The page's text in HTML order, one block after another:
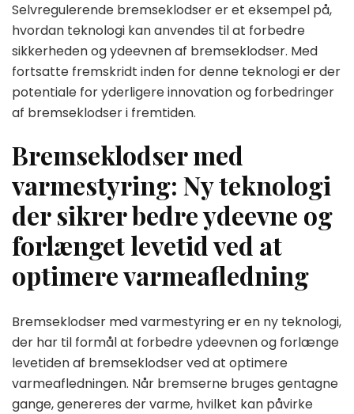
Selvregulerende bremseklodser er et eksempel på,
hvordan teknologi kan anvendes til at forbedre
sikkerheden og ydeevnen af bremseklodser. Med
fortsatte fremskridt inden for denne teknologi er der
potentiale for yderligere innovation og forbedringer
af bremseklodser i fremtiden.
Bremseklodser med
varmestyring: Ny teknologi
der sikrer bedre ydeevne og
forlænget levetid ved at
optimere varmeafledning
Bremseklodser med varmestyring er en ny teknologi,
der har til formål at forbedre ydeevnen og forlænge
levetiden af bremseklodser ved at optimere
varmeafledningen. Når bremserne bruges gentagne
gange, genereres der varme, hvilket kan påvirke